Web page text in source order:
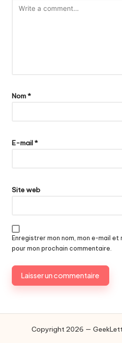
Nom*
E-mail*
Site web
Enregistrer mon nom, mon e-mail
pour mon prochain commentaire.
Copyright 2026 —